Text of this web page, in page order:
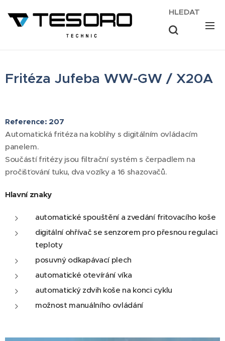
HLEDAT
Fritéza Jufeba WW-GW / X20A
Reference: 207
Automatická fritéza na koblihy s digitálním ovládacím
panelem.
Součástí fritézy jsou filtrační systém s čerpadlem na
pročišťování tuku, dva vozíky a 16 shazovačů.
Hlavní znaky
automatické spouštění a zvedání fritovacího koše
digitální ohřívač se senzorem pro přesnou regulaci
teploty
posuvný odkapávací plech
automatické otevírání víka
automatický zdvih koše na konci cyklu
možnost manuálního ovládání